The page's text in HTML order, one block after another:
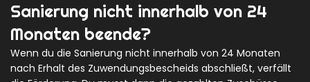
Sanierung nicht innerhalb von 24
Monaten beende?
Wenn du die Sanierung nicht innerhalb von 24 Monaten
nach Erhalt des Zuwendungsbescheids abschließt, verfällt